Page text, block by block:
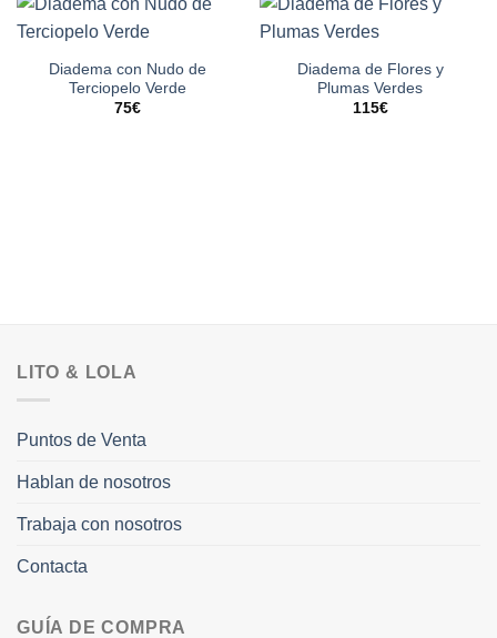
Diadema con Nudo de
Terciopelo Verde
75€
Diadema de Flores y
Plumas Verdes
115€
LITO & LOLA
Puntos de Venta
Hablan de nosotros
Trabaja con nosotros
Contacta
GUÍA DE COMPRA